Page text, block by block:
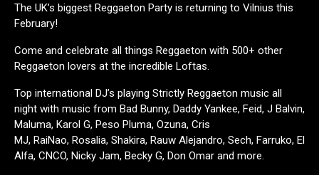
The UK’s biggest Reggaeton Party is returning to Vilnius this
February!
Come and celebrate all things Reggaeton with 500+ other
Reggaeton lovers at the incredible Loftas.
Top international DJ’s playing Strictly Reggaeton music all
night with music from Bad Bunny, Daddy Yankee, Feid, J Balvin,
Maluma, Karol G, Peso Pluma, Ozuna, Cris
MJ, RaiNao, Rosalia, Shakira, Rauw Alejandro, Sech, Farruko, El
Alfa, CNCO, Nicky Jam, Becky G, Don Omar and more.